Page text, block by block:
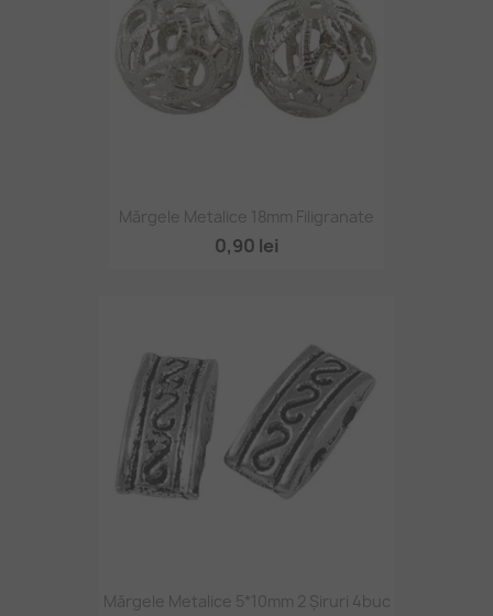
Mărgele Metalice 18mm Filigranate
0,90 lei
Mărgele Metalice 5*10mm 2 Șiruri 4buc